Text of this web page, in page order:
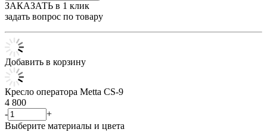
ЗАКАЗАТЬ в 1 клик
задать вопрос по товару
Добавить в корзину
Кресло оператора Metta CS-9
4 800
-
+
Выберите материалы и цвета